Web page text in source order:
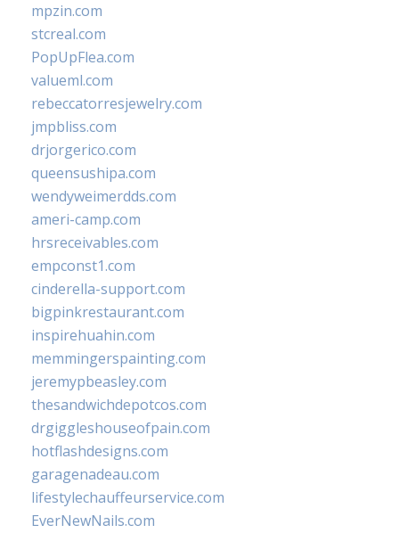
mpzin.com
stcreal.com
PopUpFlea.com
valueml.com
rebeccatorresjewelry.com
jmpbliss.com
drjorgerico.com
queensushipa.com
wendyweimerdds.com
ameri-camp.com
hrsreceivables.com
empconst1.com
cinderella-support.com
bigpinkrestaurant.com
inspirehuahin.com
memmingerspainting.com
jeremypbeasley.com
thesandwichdepotcos.com
drgiggleshouseofpain.com
hotflashdesigns.com
garagenadeau.com
lifestylechauffeurservice.com
EverNewNails.com